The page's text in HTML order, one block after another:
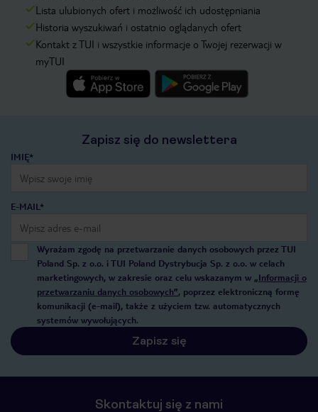
Lista ulubionych ofert i możliwość ich udostępniania
Historia wyszukiwań i ostatnio oglądanych ofert
Kontakt z TUI i wszystkie informacje o Twojej rezerwacji w
myTUI
Zapisz się do newslettera
IMIĘ*
E-MAIL*
Wyrażam zgodę na przetwarzanie danych osobowych przez TUI
Poland Sp. z o.o. i TUI Poland Dystrybucja Sp. z o.o. w celach
marketingowych, w zakresie oraz celu wskazanym w „Informacji o
przetwarzaniu danych osobowych”, poprzez elektroniczną formę
komunikacji (e-mail), także z użyciem tzw. automatycznych
systemów wywołujących.
Zapisz się
Skontaktuj się z nami